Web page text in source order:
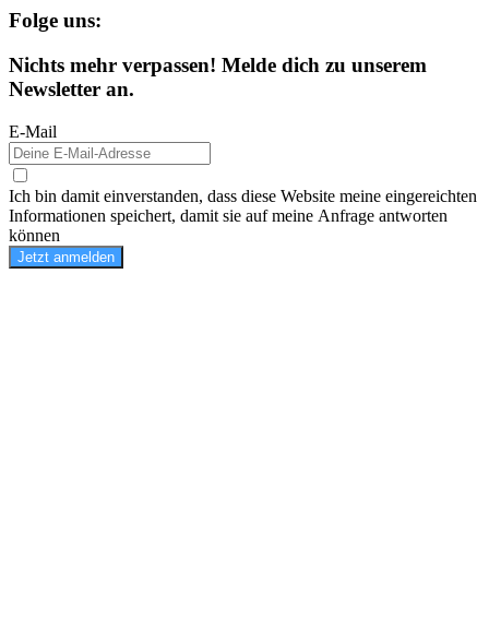
Folge uns:
Nichts mehr verpassen! Melde dich zu unserem
Newsletter an.
E-Mail
Ich bin damit einverstanden, dass diese Website meine eingereichten
Informationen speichert, damit sie auf meine Anfrage antworten
können
Jetzt anmelden